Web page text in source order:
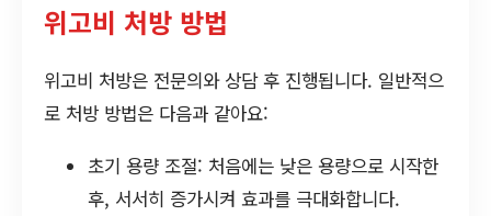
위고비 처방 방법
위고비 처방은 전문의와 상담 후 진행됩니다. 일반적으
로 처방 방법은 다음과 같아요:
초기 용량 조절: 처음에는 낮은 용량으로 시작한
후, 서서히 증가시켜 효과를 극대화합니다.